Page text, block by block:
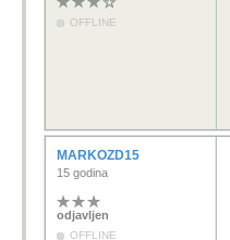
OFFLINE
MARKOZD15
15 godina
odjavljen
OFFLINE